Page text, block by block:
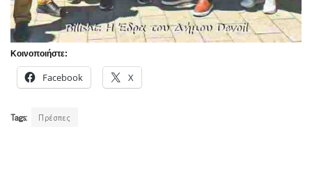
Κοινοποιήστε:
Facebook X
Tags: Πρέσπες